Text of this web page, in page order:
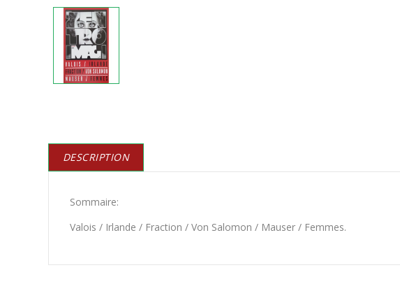
DESCRIPTION
Sommaire:
Valois / Irlande / Fraction / Von Salomon / Mauser / Femmes.